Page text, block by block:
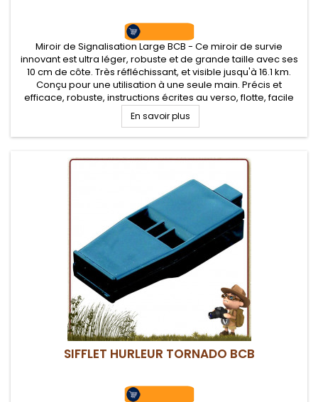
Miroir de Signalisation Large BCB - Ce miroir de survie
innovant est ultra léger, robuste et de grande taille avec ses
10 cm de côte. Très réfléchissant, et visible jusqu'à 16.1 km.
Conçu pour une utilisation à une seule main. Précis et
efficace, robuste, instructions écrites au verso, flotte, facile
d’utilisation, emplacement pour un cordon.
En savoir plus
SIFFLET HURLEUR TORNADO BCB